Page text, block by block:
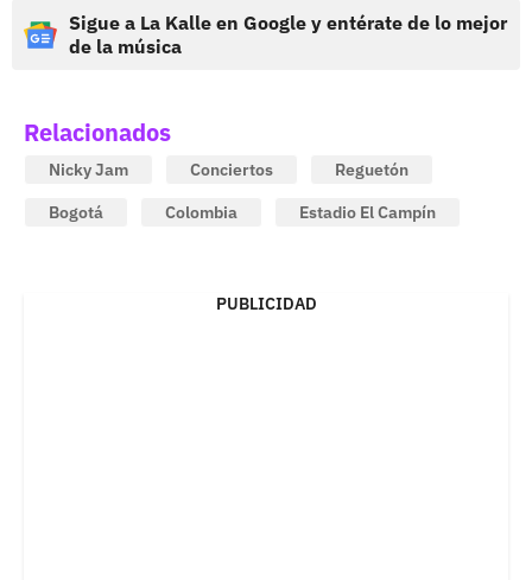
Sigue a La Kalle en Google y entérate de lo mejor
de la música
Relacionados
Nicky Jam Conciertos
Reguetón
Bogotá
Colombia Estadio El Campín
PUBLICIDAD